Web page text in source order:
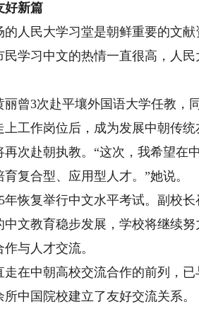
好新篇
民大学习堂是朝鲜重要的文献
学习中文的热情一直很高，人
3次赴平壤外国语大学任教，
工作岗位后，成为发展中朝传
次赴朝执教。“这次，我希望在
复合型、应用型人才。”她说。
恢复举行中文水平考试。副校长
文教育稳步发展，学校将继续
与人才交流。
中朝高校交流合作的前列，已
中国院校建立了友好交流关系。